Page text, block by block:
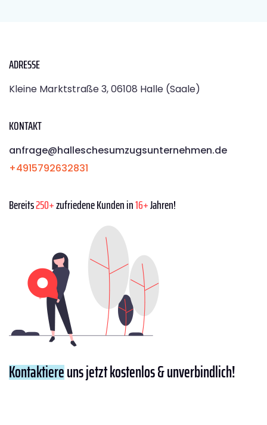
ADRESSE
Kleine Marktstraße 3, 06108 Halle (Saale)
KONTAKT
anfrage@halleschesumzugsunternehmen.de
+4915792632831
Bereits250+zufriedene Kunden in16+Jahren!
Kontaktiereuns jetzt kostenlos & unverbindlich!